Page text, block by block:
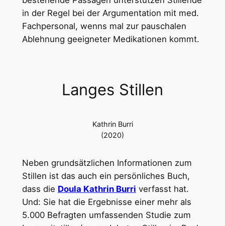
in der Regel bei der Argumentation mit med.
Fachpersonal, wenns mal zur pauschalen
Ablehnung geeigneter Medikationen kommt.
Langes Stillen
Kathrin Burri
(2020)
Neben grundsätzlichen Informationen zum
Stillen ist das auch ein persönliches Buch,
dass die Doula Kathrin Burri verfasst hat.
Und: Sie hat die Ergebnisse einer mehr als
5.000 Befragten umfassenden Studie zum